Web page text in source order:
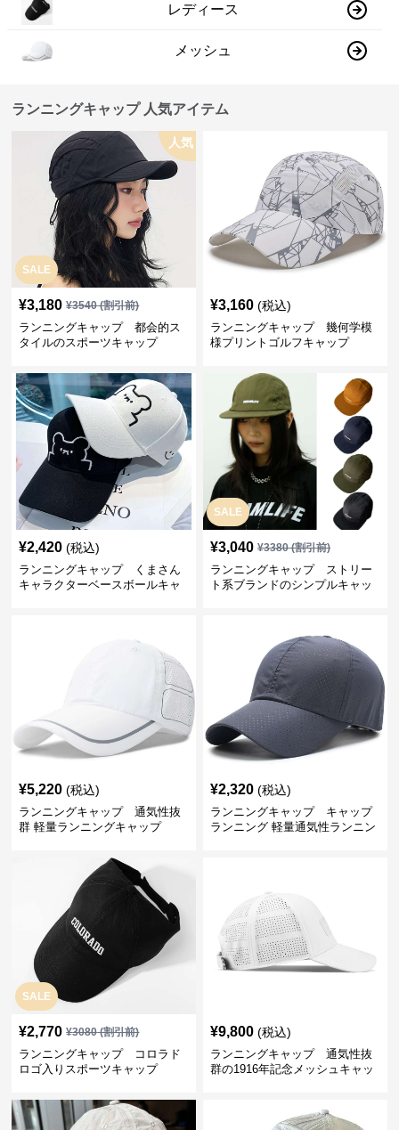
レディース
メッシュ
ランニングキャップ 人気アイテム
SALE
人気
¥3,180 ¥3540(割引前)
ランニングキャップ 都会的ス
タイルのスポーツキャップ
¥3,160 (税込)
ランニングキャップ 幾何学模
様プリントゴルフキャップ
¥2,420 (税込)
ランニングキャップ くまさん
キャラクターベースボールキャ
SALE
¥3,040 ¥3380(割引前)
ランニングキャップ ストリー
ト系ブランドのシンプルキャッ
¥5,220 (税込)
ランニングキャップ 通気性抜
群 軽量ランニングキャップ
¥2,320 (税込)
ランニングキャップ キャップ
ランニング 軽量通気性ランニン
SALE
¥2,770 ¥3080(割引前)
ランニングキャップ コロラド
ロゴ入りスポーツキャップ
¥9,800 (税込)
ランニングキャップ 通気性抜
群の1916年記念メッシュキャッ